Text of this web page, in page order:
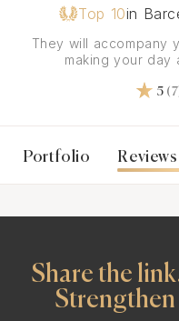
Top 10in
They will accompany
making your day
5
Portfolio Reviews
Share the